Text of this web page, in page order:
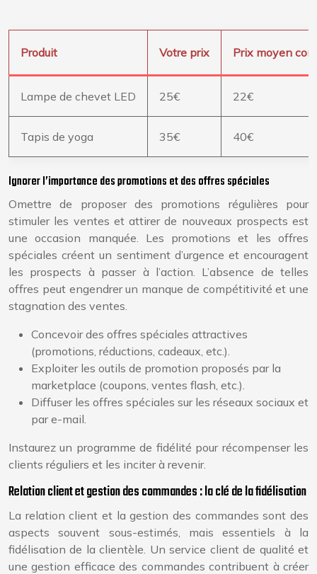
Produit Votre prix Prix moyen
Lampe de chevet LED 25€ 22€
Tapis de yoga 35€ 40€
Ignorer l’importance des promotions et des offres spéciales
Omettre de proposer des promotions régulières pour
stimuler les ventes et attirer de nouveaux prospects est
une occasion manquée. Les promotions et les offres
spéciales créent un sentiment d’urgence et encouragent
les prospects à passer à l’action. L’absence de telles
offres peut engendrer un manque de compétitivité et une
stagnation des ventes.
Concevoir des offres spéciales attractives
(promotions, réductions, cadeaux, etc.).
Exploiter les outils de promotion proposés par la
marketplace (coupons, ventes flash, etc.).
Diffuser les offres spéciales sur les réseaux sociaux et
par e-mail.
Instaurez un programme de fidélité pour récompenser les
clients réguliers et les inciter à revenir.
Relation client et gestion des commandes : la clé de la fidélisation
La relation client et la gestion des commandes sont des
aspects souvent sous-estimés, mais essentiels à la
fidélisation de la clientèle. Un service client de qualité et
une gestion efficace des commandes contribuent à créer